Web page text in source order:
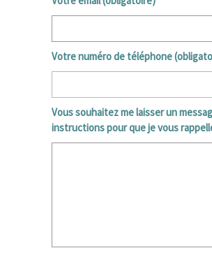
Votre numéro de téléphone
Vous souhaitez me laisser un
instructions pour que je vous